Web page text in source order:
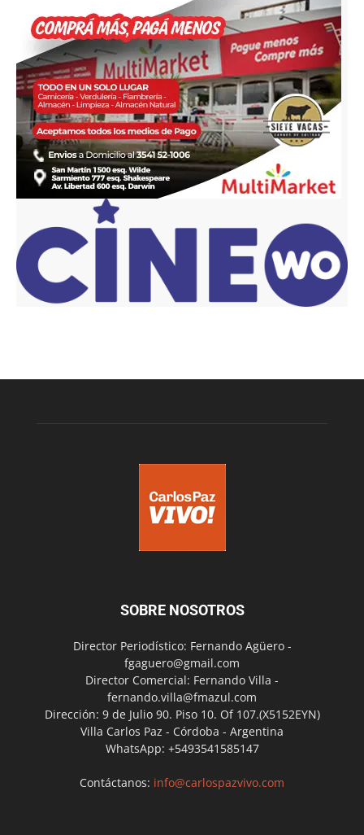
SOBRE NOSOTROS
Director Periodístico: Fernando Agüero -
fgaguero@gmail.com
Director Comercial: Fernando Villa -
fernando.villa@fmazul.com
Dirección: 9 de Julio 90. Piso 10. Of 107.(X5152EYN)
Villa Carlos Paz - Córdoba - Argentina
WhatsApp: +5493541585147
Contáctanos: info@carlospazvivo.com